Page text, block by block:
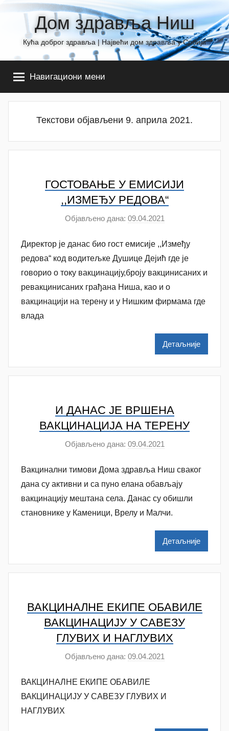
content
Дом здравља Ниш
Кућа доброг здравља | Највећи дом здравља у Србији
Навигациони мени
Текстови објављени 9. априла 2021.
ГОСТОВАЊЕ У ЕМИСИЈИ
,,ИЗМЕЂУ РЕДОВА“
Објављено дана: 09.04.2021
т
о
р
N
a
Š
u
a
n
o
v
c
Директор је данас био гост емисије ,,Између
редова“ код водитељке Душице Дејић где је
говорио о току вакцинацију,броју вакцинисаних и
ревакцинисаних грађана Ниша, као и о
вакцинацији на терену и у Нишким фирмама где
влада
Детаљније
И ДАНАС ЈЕ ВРШЕНА
ВАКЦИНАЦИЈА НА ТЕРЕНУ
Објављено дана: 09.04.2021
т
о
р
N
t
a
š
u
t
a
n
o
c
Вакцинални тимови Дома здравља Ниш сваког
дана су активни и са пуно елана обављају
вакцинацију мештана села. Данас су обишли
становнике у Каменици, Врелу и Малчи.
Детаљније
ВАКЦИНАЛНЕ ЕКИПЕ ОБАВИЛЕ
ВАКЦИНАЦИЈУ У САВЕЗУ
ГЛУВИХ И НАГЛУВИХ
Објављено дана: 09.04.2021
о
ВАКЦИНАЛНЕ ЕКИПЕ ОБАВИЛЕ
ВАКЦИНАЦИЈУ У САВЕЗУ ГЛУВИХ И
НАГЛУВИХ